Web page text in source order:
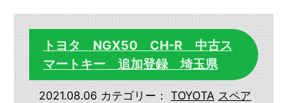
トヨタ NGX50 CH-R 中古ス
マートキー 追加登録 埼玉県
2021.08.06 カテゴリー： TOYOTA スペア